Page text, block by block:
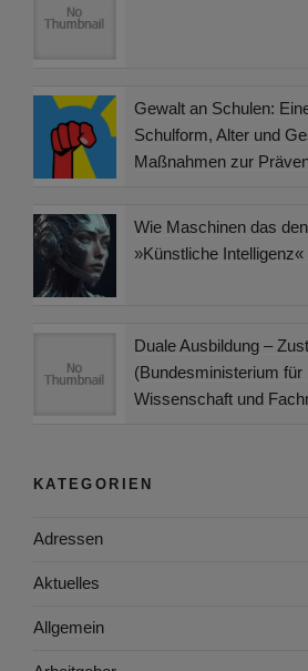
Gewalt an Schulen:
Schulform, Alter und
Maßnahmen zur
Wie Maschinen das
»Künstliche
Duale Ausbildung –
(Bundesministerium für
Wissenschaft und
KATEGORIEN
Adressen
Aktuelles
Allgemein